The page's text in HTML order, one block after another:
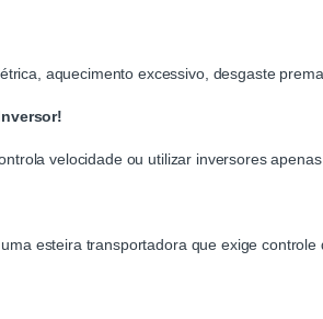
aquecimento excessivo, desgaste
velocidade ou utilizar inversores
esteira transportadora que exige